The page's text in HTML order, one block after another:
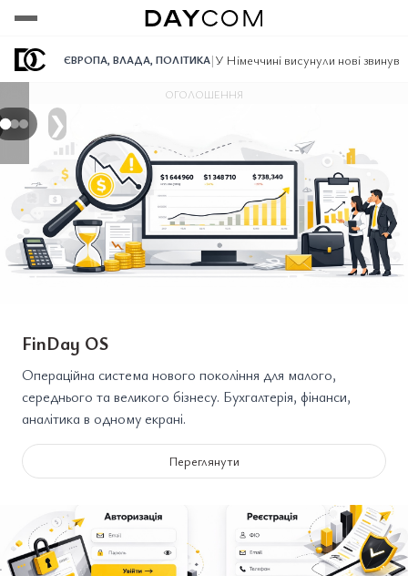
ЄВРОПА, ВЛАДА, ПОЛІТИКА|У Німеччині висунули нові
❯
ОГОЛОШЕННЯ
FinDay OS
Операційна система нового покоління для малого,
середнього та великого бізнесу. Бухгалтерія, фінанси,
аналітика в одному екрані.
Переглянути